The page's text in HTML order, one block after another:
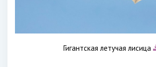
Гигантская летучая лисица